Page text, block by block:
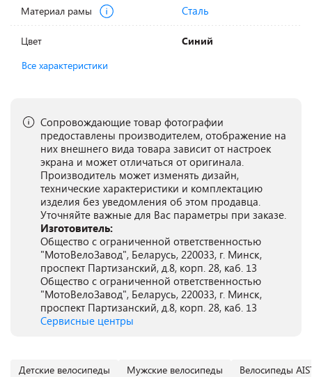
Материал рамы Сталь
Цвет
Синий
Все характеристики
Сопровождающие товар фотографии
предоставлены производителем, отображение на
них внешнего вида товара зависит от настроек
экрана и может отличаться от оригинала.
Производитель может изменять дизайн,
технические характеристики и комплектацию
изделия без уведомления об этом продавца.
Уточняйте важные для Вас параметры при заказе.
Изготовитель:
Общество с ограниченной ответственностью
"МотоВелоЗавод", Беларусь, 220033, г. Минск,
проспект Партизанский, д.8, корп. 28, каб. 13
Общество с ограниченной ответственностью
"МотоВелоЗавод", Беларусь, 220033, г. Минск,
проспект Партизанский, д.8, корп. 28, каб. 13
Сервисные центры
Детские велосипеды Мужские велосипеды Велосипеды